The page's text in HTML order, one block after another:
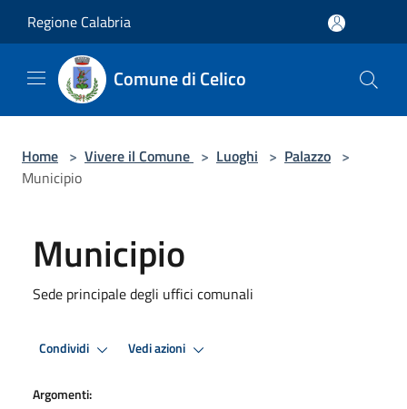
Regione Calabria
Comune di Celico
Home > Vivere il Comune > Luoghi > Palazzo >
Municipio
Municipio
Sede principale degli uffici comunali
Condividi Vedi azioni
Argomenti: